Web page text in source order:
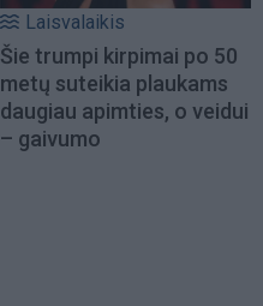
Laisvalaikis
Šie trumpi kirpimai po 50
metų suteikia plaukams
daugiau apimties, o veidui
– gaivumo